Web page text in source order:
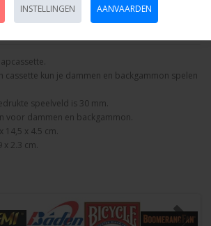
cassette kun je dammen en backgammon spelen
speelveld is 30 mm.
voor dammen en backgammon.
14,5 x 4.5 cm.
x 2.3 cm.
INSTELLINGEN AANVAARDEN